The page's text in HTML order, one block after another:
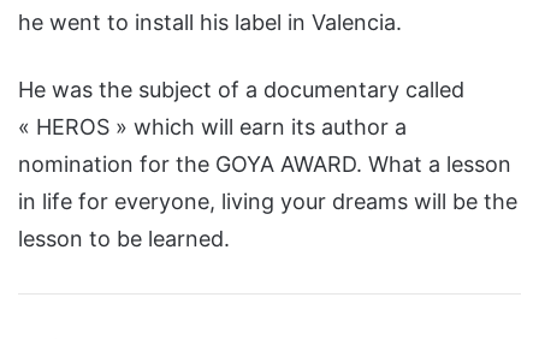
he went to install his label in Valencia.
He was the subject of a documentary called
« HEROS » which will earn its author a
nomination for the GOYA AWARD. What a lesson
in life for everyone, living your dreams will be the
lesson to be learned.